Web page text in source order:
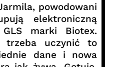
powodowani
elektroniczną
marki Biotex.
trzeba uczynić to
dane i nowa